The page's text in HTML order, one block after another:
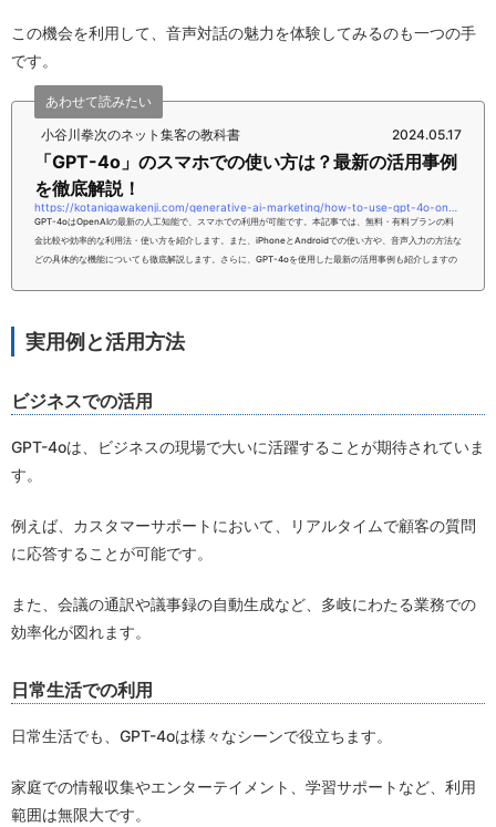
この機会を利用して、音声対話の魅力を体験してみるのも一つの手
です。
小谷川拳次のネット集客の教科書
あわせて読みたい
2024.05.17
「GPT-4o」のスマホでの使い方は？最新の活用事例
を徹底解説！
GPT-4oはOpenAIの最新の人工知能で、スマホでの利用が可能です。本記事では、無料・有料プランの料
金比較や効率的な利用法・使い方を紹介します。また、iPhoneとAndroidでの使い方や、音声入力の方法な
どの具体的な機能についても徹底解説します。さらに、GPT-4oを使用した最新の活用事例も紹介しますの
実用例と活用方法
ビジネスでの活用
GPT-4oは、ビジネスの現場で大いに活躍することが期待されていま
す。
例えば、カスタマーサポートにおいて、リアルタイムで顧客の質問
に応答することが可能です。
また、会議の通訳や議事録の自動生成など、多岐にわたる業務での
効率化が図れます。
日常生活での利用
日常生活でも、GPT-4oは様々なシーンで役立ちます。
家庭での情報収集やエンターテイメント、学習サポートなど、利用
範囲は無限大です。